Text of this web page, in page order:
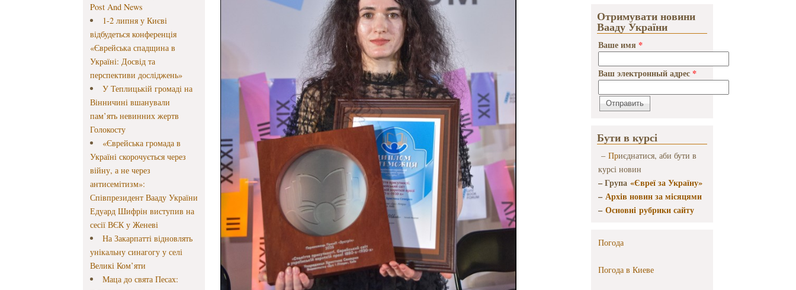
Post And News
1-2 липня у Києві
відбудеться конференція
«Єврейська спадщина в
Україні: Досвід та
перспективи досліджень»
У Теплицькій громаді на
Вінничині вшанували
пам’ять невинних жертв
Голокосту
«Єврейська громада в
Україні скорочується через
війну, а не через
антисемітизм»:
Співпрезидент Вааду України
Едуард Шифрін виступив на
сесії ВЄК у Женеві
На Закарпатті відновлять
унікальну синагогу у селі
Великі Ком’яти
Маца до свята Песах:
Отримувати новини
Вааду України
Ваше имя *
Ваш электронный адрес *
Бути в курсі
– Приєднатися, аби бути в
курсі новин
– Група «Євреї за Україну»
–Архів новин за місяцями
–Основні рубрики сайту
Погода
Погода в Киеве